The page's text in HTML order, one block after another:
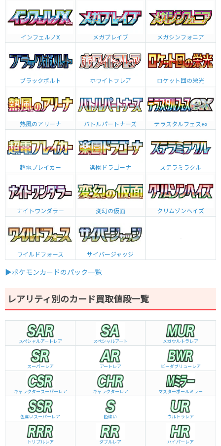
インフェルノX メガブレイブ メガシンフォニア
ブラックボルト ホワイトフレア ロケット団の栄光
熱風のアリーナ バトルパートナーズ テラスタルフェスex
超電ブレイカー 楽園ドラゴーナ ステラミラクル
ナイトワンダラー 変幻の仮面 クリムゾンヘイズ
ワイルドフォース サイバージャッジ
-
▶ポケモンカードのパック一覧
レアリティ別のカード買取値段一覧
スペシャルアートレア スペシャルアート メガウルトラレア
スーパーレア アートレア ビーダブリュー レア
キャラクタースーパーレア キャラクターレア マスターボールミラー
色違いスーパーレア 色違い ウルトラレア
トリプルレア ダブルレア ハイパーレア